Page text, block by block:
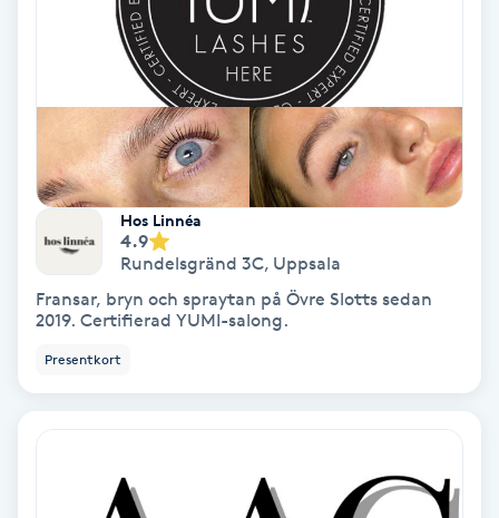
Regndroppsmassage
Reikihealing
Reiki massage
Restorative Yoga
Rosacea
Hos Linnéa
4.9
Rundelsgränd 3C, Uppsala
Fransar, bryn och spraytan på Övre Slotts sedan
2019. Certifierad YUMI-salong.
Presentkort